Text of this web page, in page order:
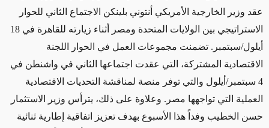
عقد وزير الخارجية الأمريكي أنتوني بلينكن الاجتماع الثاني للحوار
الاستراتيجي بين الولايات المتحدة ومصر أثناء زيارته للقاهرة في 18
أيلول/سبتمبر. تضمنت مجموعات العمل في الحوار اللجنة
الاقتصادية المشتركة، التي عقدت اجتماعها الثاني في واشنطن في
4 سبتمبر/أيلول والتي توفر منصة لمناقشة التحديات الاقتصادية
العملية التي تواجهها مصر. وعلاوة على ذلك، يترأس وزير الاستثمار
حسن الخطيب وفداً هذا الأسبوع بهدف تعزيز اتفاقية إطارية ثنائية